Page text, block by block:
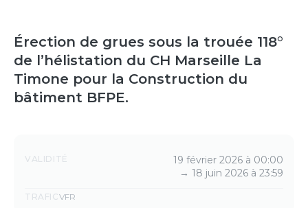
Érection de grues sous la trouée 118°
de l’hélistation du CH Marseille La
Timone pour la Construction du
bâtiment BFPE.
Détails
VALIDITÉ
19 février 2026 à 00:00
→ 18 juin 2026 à 23:59
TRAFICVFR